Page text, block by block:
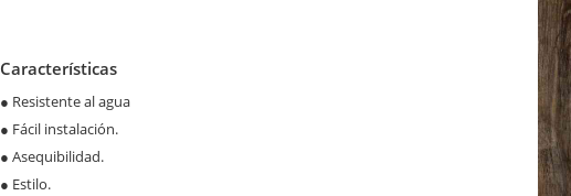
Características
● Resistente al agua
● Fácil instalación.
● Asequibilidad.
● Estilo.